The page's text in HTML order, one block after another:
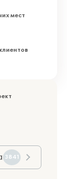
мест
3841